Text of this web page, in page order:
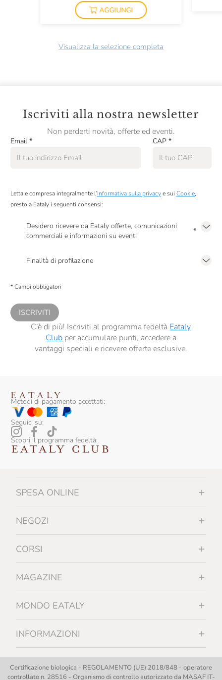
AGGIUNGI
Visualizza la selezione completa
Iscriviti alla nostra newsletter
Non perderti novità, offerte ed eventi.
Email * CAP *
Letta e compresa integralmente l’Informativa sulla privacye sui Cookie,
presto a Eataly i seguenti consensi:
Desidero ricevere da Eataly offerte, comunicazioni
commerciali e informazioni su eventi
*
Finalità di profilazione
comunicazioni commerciali personalizzate, in caso di consenso prestato ai
* Campi obbligatori
ISCRIVITI
C’è di più! Iscriviti al programma fedeltà Eataly
Clubper accumulare punti, accedere a
vantaggi speciali e ricevere offerte esclusive.
Metodi di pagamento accettati:
Seguici su:
Scopri il programma fedeltà:
SPESA ONLINE
NEGOZI
CORSI
MAGAZINE
MONDO EATALY
INFORMAZIONI
Certificazione biologica - REGOLAMENTO (UE) 2018/848 - operatore
controllato n. 28516 - Organismo di controllo autorizzato da MASAF IT-